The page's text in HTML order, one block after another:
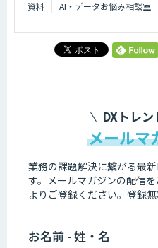
資料
AI・データお悩み相談室
DXトレ
メールマ
業務の課題解決に繋がる最
す。 メールマガジンの配信
よりご登録ください。登録無
お名前 - 姓・名